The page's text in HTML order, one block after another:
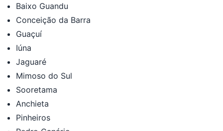
Baixo Guandu
Conceição da Barra
Guaçuí
Iúna
Jaguaré
Mimoso do Sul
Sooretama
Anchieta
Pinheiros